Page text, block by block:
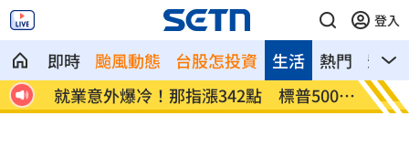
登入
即時 颱風動態 台股怎投資 熱門 影音
生活
炸
就業意外爆冷！那指漲342點 標普500新
高
美通
關稅